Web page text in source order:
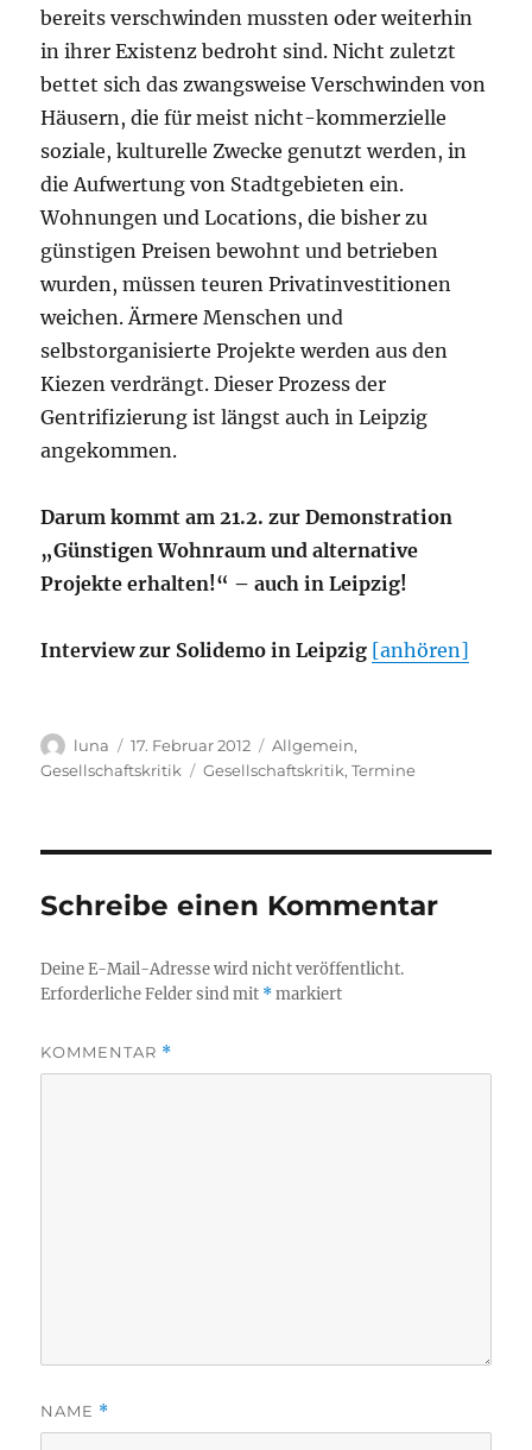
bereits verschwinden mussten oder weiterhin
in ihrer Existenz bedroht sind. Nicht zuletzt
bettet sich das zwangsweise Verschwinden von
Häusern, die für meist nicht-kommerzielle
soziale, kulturelle Zwecke genutzt werden, in
die Aufwertung von Stadtgebieten ein.
Wohnungen und Locations, die bisher zu
günstigen Preisen bewohnt und betrieben
wurden, müssen teuren Privatinvestitionen
weichen. Ärmere Menschen und
selbstorganisierte Projekte werden aus den
Kiezen verdrängt. Dieser Prozess der
Gentrifizierung ist längst auch in Leipzig
angekommen.
Darum kommt am 21.2. zur Demonstration
„Günstigen Wohnraum und alternative
Projekte erhalten!“ – auch in Leipzig!
Interview zur Solidemo in Leipzig [anhören]
Autor
luna
Veröffentlicht
am
17. Februar 2012 Kategorien
Allgemein,
Gesellschaftskritik
Schlagwörter
Gesellschaftskritik,Termine
Schreibe einen Kommentar
Deine E-Mail-Adresse wird nicht veröffentlicht.
Erforderliche Felder sind mit *markiert
KOMMENTAR *
NAME *